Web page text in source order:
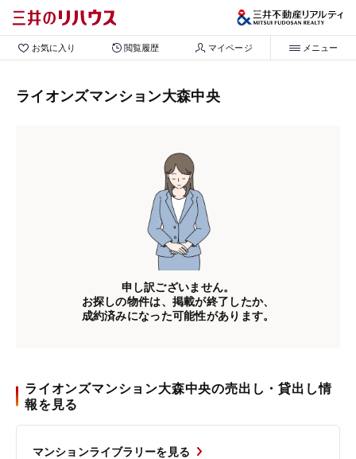
お気に入り 閲覧履歴 マイページ メニュー
ライオンズマンション大森中央
申し訳ございません。
お探しの物件は、掲載が終了したか、
成約済みになった可能性があります。
ライオンズマンション大森中央の売出し・貸出し情
報を見る
マンションライブラリーを見る